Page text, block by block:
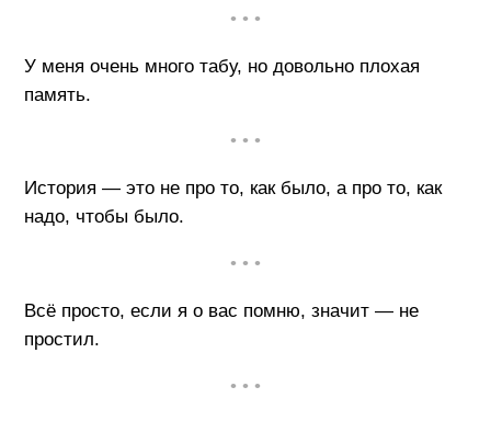
• • •
У меня очень много табу, но довольно плохая
память.
• • •
История — это не про то, как было, а про то, как
надо, чтобы было.
• • •
Всё просто, если я о вас помню, значит — не
простил.
• • •